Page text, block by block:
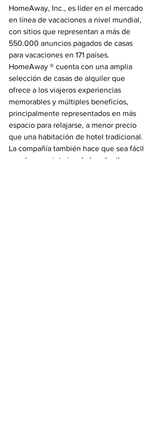
HomeAway, Inc., es líder en el mercado
en línea de vacaciones a nivel mundial,
con sitios que representan a más de
550.000 anuncios pagados de casas
para vacaciones en 171 países.
HomeAway ® cuenta con una amplia
selección de casas de alquiler que
ofrece a los viajeros experiencias
memorables y múltiples beneficios,
principalmente representados en más
espacio para relajarse, a menor precio
que una habitación de hotel tradicional.
La compañía también hace que sea fácil
para los propietarios de los alquileres y